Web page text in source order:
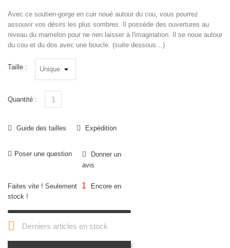
Avec ce soutien-gorge en cuir noué autour du cou, vous pourrez
assouvir vos désirs les plus sombres. Il possède des ouvertures au
niveau du mamelon pour ne rien laisser à l'imagination. Il se noue autour
du cou et du dos avec une boucle. (suite dessous…)
Taille :
Quantité :
Guide des tailles Expédition
Poser une question
Donner un
avis
Faites vite ! Seulement 1
Encore en
stock !
 Derniers articles en stock